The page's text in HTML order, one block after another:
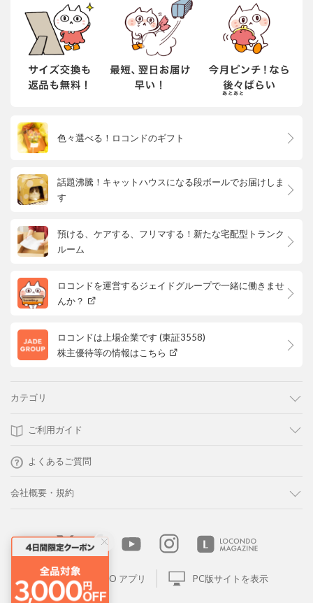
色々選べる！ロコンドのギフト
話題沸騰！キャットハウスになる段ボールでお届けしま
す
預ける、ケアする、フリマする！新たな宅配型トランク
ルーム
ロコンドを運営するジェイドグループで一緒に働きませ
んか？
ロコンドは上場企業です (東証3558)
株主優待等の情報はこちら
カテゴリ
ご利用ガイド
よくあるご質問
会社概要・規約
LOCONDO アプリ PC版サイトを表示